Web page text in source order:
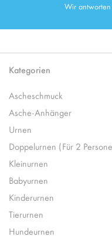
Wir
Kategorien
Ascheschmuck
Asche-Anhänger
Urnen
Doppelurnen (Für 2
Kleinurnen
Babyurnen
Kinderurnen
Tierurnen
Hundeurnen